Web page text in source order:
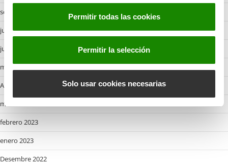
n
n
t
Permitir todas las cookies
Permitir la selección
Solo usar cookies necesarias
septiembre 2023
julio 2023
junio 2023
mayo 2023
Abril 2023
marzo 2023
febrero 2023
enero 2023
Desembre 2022